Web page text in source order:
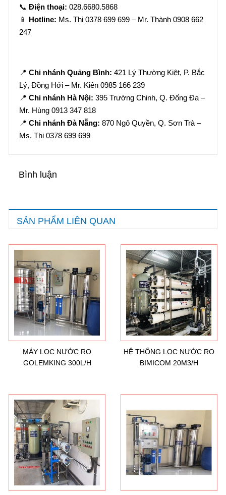
📞 Điện thoại: 028.6680.5868
📱 Hotline: Ms. Thi 0378 699 699 – Mr. Thành 0908 662
247
📍 Chi nhánh Quảng Bình: 421 Lý Thường Kiệt, P. Bắc
Lý, Đồng Hới – Mr. Kiên 0985 166 239
📍 Chi nhánh Hà Nội: 395 Trường Chinh, Q. Đống Đa –
Mr. Hùng 0913 347 818
📍 Chi nhánh Đà Nẵng: 870 Ngô Quyền, Q. Sơn Trà –
Ms. Thi 0378 699 699
Bình luận
SẢN PHẨM LIÊN QUAN
MÁY LỌC NƯỚC RO
GOLEMKING 300L/H
HỆ THỐNG LỌC NƯỚC RO
BIMICOM 20M3/H
Hướng dẫn lựa chọn máy lọc nước Gia ...
21/10/2021
Hướng dẫn lựa chọn máy lọc nước Gia ...
Ô nhiễm nguồn nước và vấn đề sức khỏe
16/10/2021